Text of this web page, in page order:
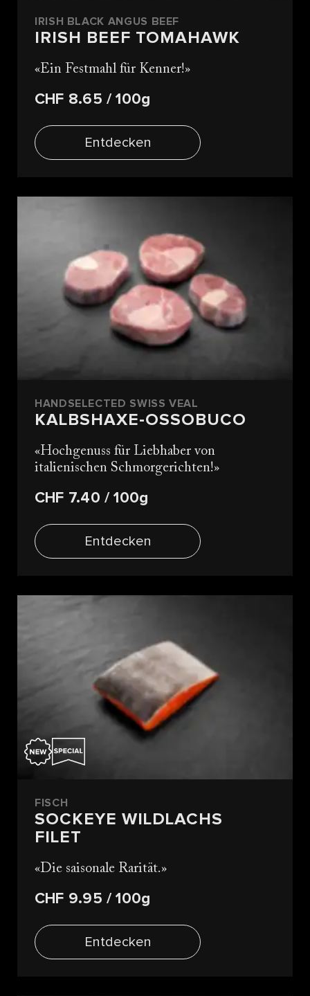
IRISH BLACK ANGUS BEEF
IRISH BEEF TOMAHAWK
Ein Festmahl für Kenner!
CHF 8.65 / 100g
Entdecken
HANDSELECTED SWISS VEAL
KALBSHAXE-OSSOBUCO
Hochgenuss für Liebhaber von
italienischen Schmorgerichten!
CHF 7.40 / 100g
Entdecken
FISCH
SOCKEYE WILDLACHS
FILET
Die saisonale Rarität.
CHF 9.95 / 100g
Entdecken